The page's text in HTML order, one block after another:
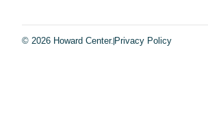
© 2026 Howard Center. Privacy Policy